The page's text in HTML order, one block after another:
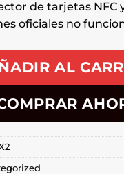
de tarjetas NFC
oficiales no
AL